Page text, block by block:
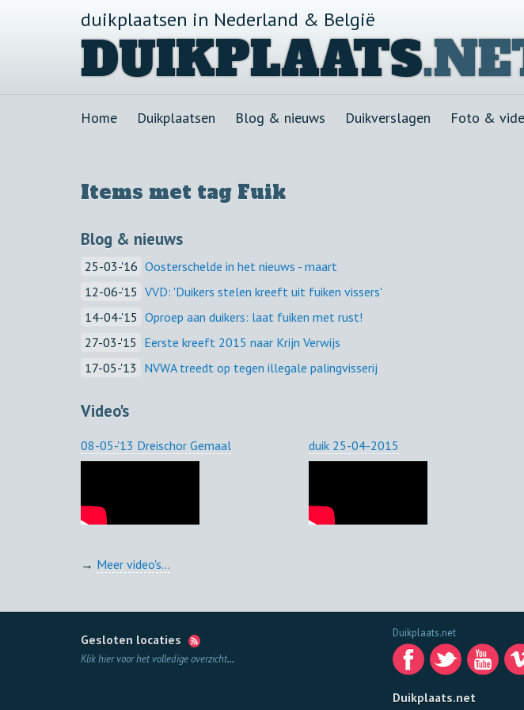
duikplaatsen in Nederland & België
DUIKPLAATS
Home Duikplaatsen Blog & nieuws Duikverslagen Foto &
Items met tag Fuik
Blog & nieuws
25-03-'16 Oosterschelde in het nieuws - maart
12-06-'15 VVD: 'Duikers stelen kreeft uit fuiken vissers'
14-04-'15 Oproep aan duikers: laat fuiken met rust!
27-03-'15 Eerste kreeft 2015 naar Krijn Verwijs
17-05-'13 NVWA treedt op tegen illegale palingvisserij
Video's
08-05-'13 Dreischor Gemaal duik 25-04-2015
→ Meer video's...
Gesloten locaties
Klik hier voor het volledige overzicht...
Duikplaats.net
Duikplaats.net